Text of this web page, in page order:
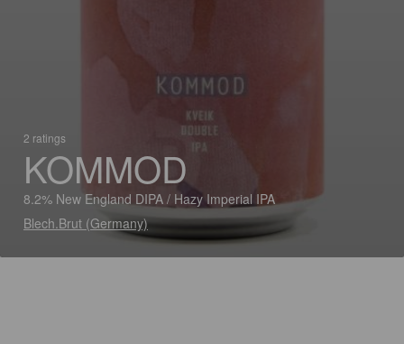
2 ratings
KOMMOD
8.2% New England DIPA / Hazy Imperial IPA
Blech.Brut (Germany)